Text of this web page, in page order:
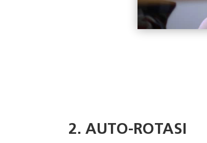
2. AUTO-ROTASI